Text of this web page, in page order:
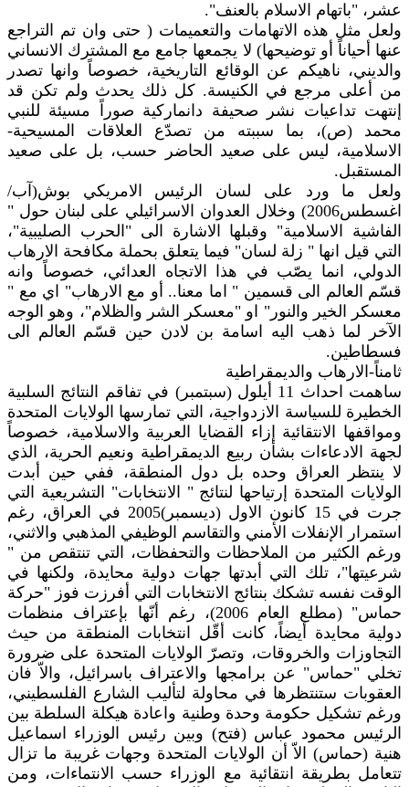
عشر، "باتهام الاسلام بالعنف".
ولعل مثل هذه الاتهامات والتعميمات ( حتى وان تم التراجع
عنها أحياناً أو توضيحها) لا يجمعها جامع مع المشترك الانساني
والديني، ناهيكم عن الوقائع التاريخية، خصوصاً وانها تصدر
من أعلى مرجع في الكنيسة. كل ذلك يحدث ولم تكن قد
إنتهت تداعيات نشر صحيفة دانماركية صوراً مسيئة للنبي
محمد (ص)، بما سببته من تصدّع العلاقات المسيحية-
الاسلامية، ليس على صعيد الحاضر حسب، بل على صعيد
المستقبل.
ولعل ما ورد على لسان الرئيس الامريكي بوش(آب/
اغسطس2006) وخلال العدوان الاسرائيلي على لبنان حول "
الفاشية الاسلامية" وقبلها الاشارة الى "الحرب الصليبية"،
التي قيل انها " زلة لسان" فيما يتعلق بحملة مكافحة الارهاب
الدولي، انما يصّب في هذا الاتجاه العدائي، خصوصاً وانه
قسّم العالم الى قسمين " اما معنا.. أو مع الارهاب" اي مع "
معسكر الخير والنور" او "معسكر الشر والظلام"، وهو الوجه
الآخر لما ذهب اليه اسامة بن لادن حين قسّم العالم الى
فسطاطين.
ثامناً-الارهاب والديمقراطية
ساهمت احداث 11 أيلول (سبتمبر) في تفاقم النتائج السلبية
الخطيرة للسياسة الازدواجية، التي تمارسها الولايات المتحدة
ومواقفها الانتقائية إزاء القضايا العربية والاسلامية، خصوصاً
لجهة الادعاءات بشأن ربيع الديمقراطية ونعيم الحرية، الذي
لا ينتظر العراق وحده بل دول المنطقة، ففي حين أبدت
الولايات المتحدة إرتياحها لنتائج " الانتخابات" التشريعية التي
جرت في 15 كانون الاول (ديسمبر)2005 في العراق، رغم
استمرار الإنفلات الأمني والتقاسم الوظيفي المذهبي والاثني،
ورغم الكثير من الملاحظات والتحفظات، التي تنتقص من "
شرعيتها"، تلك التي أبدتها جهات دولية محايدة، ولكنها في
الوقت نفسه تشكك بنتائج الانتخابات التي أفرزت فوز "حركة
حماس" (مطلع العام 2006)، رغم أنّها بإعتراف منظمات
دولية محايدة أيضاً، كانت أقّل انتخابات المنطقة من حيث
التجاوزات والخروقات، وتصرّ الولايات المتحدة على ضرورة
تخلي "حماس" عن برامجها والاعتراف باسرائيل، والاّ فان
العقوبات ستنتظرها في محاولة لتأليب الشارع الفلسطيني،
ورغم تشكيل حكومة وحدة وطنية واعادة هيكلة السلطة بين
الرئيس محمود عباس (فتح) وبين رئيس الوزراء اسماعيل
هنية (حماس) الاّ أن الولايات المتحدة وجهات غريبة ما تزال
تتعامل بطريقة انتقائية مع الوزراء حسب الانتماءات، ومن